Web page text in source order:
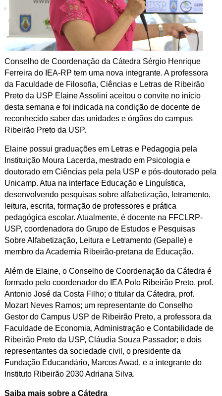
Conselho de Coordenação da Cátedra Sérgio Henrique
Ferreira do IEA-RP tem uma nova integrante. A professora
da Faculdade de Filosofia, Ciências e Letras de Ribeirão
Preto da USP Elaine Assolini aceitou o convite no início
desta semana e foi indicada na condição de docente de
reconhecido saber das unidades e órgãos do campus
Ribeirão Preto da USP.
Elaine possui graduações em Letras e Pedagogia pela
Instituição Moura Lacerda, mestrado em Psicologia e
doutorado em Ciências pela pela USP e pós-doutorado pela
Unicamp. Atua na interface Educação e Linguística,
desenvolvendo pesquisas sobre alfabetização, letramento,
leitura, escrita, formação de professores e prática
pedagógica escolar. Atualmente, é docente na FFCLRP-
USP, coordenadora do Grupo de Estudos e Pesquisas
Sobre Alfabetização, Leitura e Letramento (Gepalle) e
membro da Academia Ribeirão-pretana de Educação.
Além de Elaine, o Conselho de Coordenação da Cátedra é
formado pelo coordenador do IEA Polo Ribeirão Preto, prof.
Antonio José da Costa Filho; o titular da Cátedra, prof.
Mozart Neves Ramos; um representante do Conselho
Gestor do Campus USP de Ribeirão Preto, a professora da
Faculdade de Economia, Administração e Contabilidade de
Ribeirão Preto da USP, Cláudia Souza Passador; e dois
representantes da sociedade civil, o presidente da
Fundação Educandário, Marcos Awad, e a integrante do
Instituto Ribeirão 2030 Adriana Silva.
Saiba mais sobre a Cátedra